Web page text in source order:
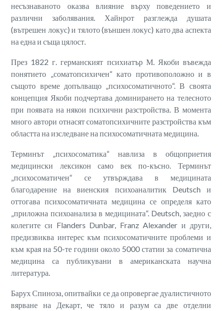
несъзнаваното оказва влияние върху поведението и
различни заболявания. Хайнрот разглежда душата
(вътрешен локус) и тялото (външен локус) като два аспекта
на една и съща цялост.
През 1822 г. германският психиатър М. Якоби въвежда
понятието „соматопсихичен“ като противоположно и в
същото време допълващо „психосоматичното“. В своята
концепция Якоби подчертава доминирането на телесното
при появата на някои психични разстройства. В момента
много автори отнасят соматопсихичните разстройства към
областта на изследване на психосоматичната медицина.
Терминът „психосоматика“ навлиза в общоприетия
медицински лексикон само век по-късно. Терминът
„психосоматичен“ се утвърждава в медицината
благодарение на виенския психоаналитик Deutsch и
оттогава психосоматичната медицина се определя като
„приложна психоанализа в медицината“. Deutsch, заедно с
колегите си Flanders Dunbar, Franz Alexander и други,
предизвиква интерес към психосоматичните проблеми и
към края на 50-те години около 5000 статии за соматична
медицина са публикувани в американската научна
литература.
Барух Спиноза, опитвайки се да опровергае дуалистичното
вярване на Декарт, че тяло и разум са две отделни